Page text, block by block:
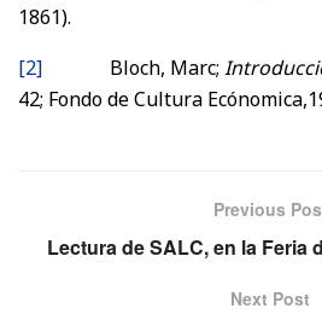
1861).
[2] Bloch, Marc;
42; Fondo de Cultura
Previous
Lectura de SALC, en la Feria
Next Post